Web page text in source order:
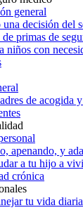
general
decisión del
de primas de
niños con
de acogida
apenando, y
a tu hijo a
crónica
tu vida diaria